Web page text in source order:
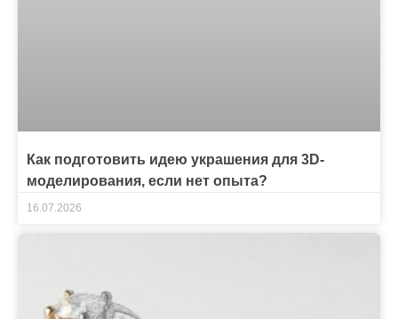
Как подготовить идею украшения для 3D-
моделирования, если нет опыта?
16.07.2026